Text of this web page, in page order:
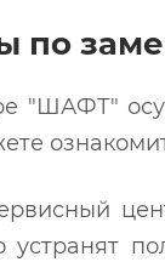
по
"ШАФТ"